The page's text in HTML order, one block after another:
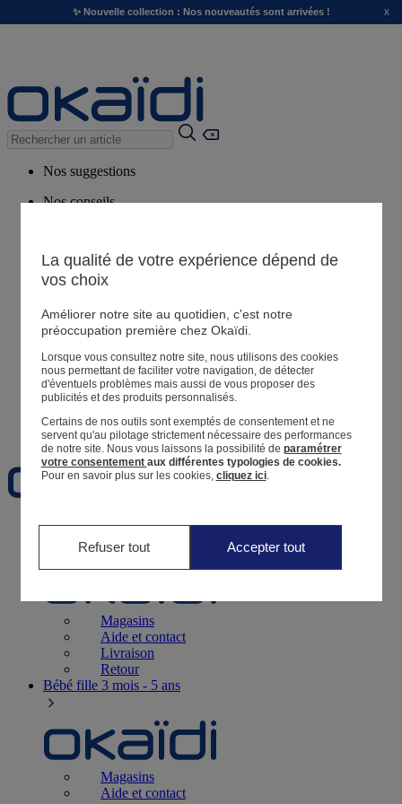
✨ Nouvelle collection : Nos nouveautés sont arrivées ! x
Nos suggestions
Nos conseils
Magasin
Mes informations
Suivre une commande
Panier
Favoris
Naissance0-12 mois
Magasins
Aide et contact
Livraison
Retour
Bébé fille 3 mois - 5 ans
Magasins
Aide et contact
La qualité de votre expérience dépend de
vos choix
Améliorer notre site au quotidien, c'est notre
préoccupation première chez Okaïdi.
Lorsque vous consultez notre site, nous utilisons des cookies
nous permettant de faciliter votre navigation, de détecter
d'éventuels problèmes mais aussi de vous proposer des
publicités et des produits personnalisés.
Certains de nos outils sont exemptés de consentement et ne
servent qu'au pilotage strictement nécessaire des performances
de notre site. Nous vous laissons la possibilité de paramétrer
votre consentement aux différentes typologies de cookies.
Pour en savoir plus sur les cookies, cliquez ici.
Refuser tout Accepter tout